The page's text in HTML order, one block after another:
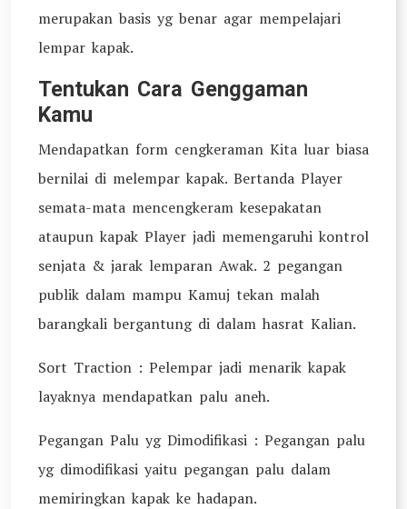
merupakan basis yg benar agar mempelajari
lempar kapak.
Tentukan Cara Genggaman
Kamu
Mendapatkan form cengkeraman Kita luar biasa
bernilai di melempar kapak. Bertanda Player
semata-mata mencengkeram kesepakatan
ataupun kapak Player jadi memengaruhi kontrol
senjata & jarak lemparan Awak. 2 pegangan
publik dalam mampu Kamuj tekan malah
barangkali bergantung di dalam hasrat Kalian.
Sort Traction : Pelempar jadi menarik kapak
layaknya mendapatkan palu aneh.
Pegangan Palu yg Dimodifikasi : Pegangan palu
yg dimodifikasi yaitu pegangan palu dalam
memiringkan kapak ke hadapan.